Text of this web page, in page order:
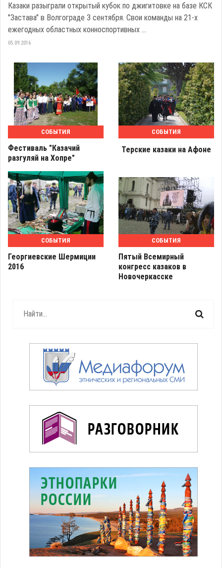
Казаки разыграли открытый кубок по джигитовке на базе КСК
"Застава" в Волгограде 3 сентября. Свои команды на 21-х
ежегодных областных конноспортивных ...
05.09.2016
СОБЫТИЯ
Фестиваль "Казачий
разгуляй на Хопре"
СОБЫТИЯ
Терские казаки на Афоне
СОБЫТИЯ
Георгиевские Шермиции
2016
СОБЫТИЯ
Пятый Всемирный
конгресс казаков в
Новочеркасске